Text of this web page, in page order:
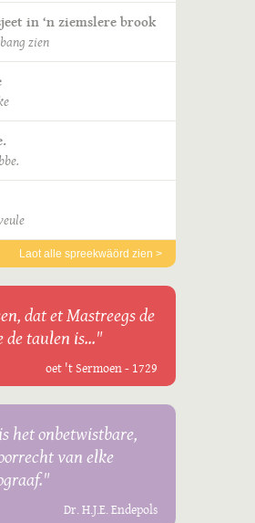
in ‘n ziemslere brook
zien
Laot alle spreekwäörd zien >
dat et Mastreegs de
de taulen is..."
oet 't Sermoen - 1729
het onbetwistbare,
van elke
Dr. H.J.E. Endepols